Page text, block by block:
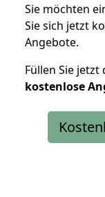
Sie möchten
Sie sich jetzt
Angebote.
Füllen Sie
kostenlose